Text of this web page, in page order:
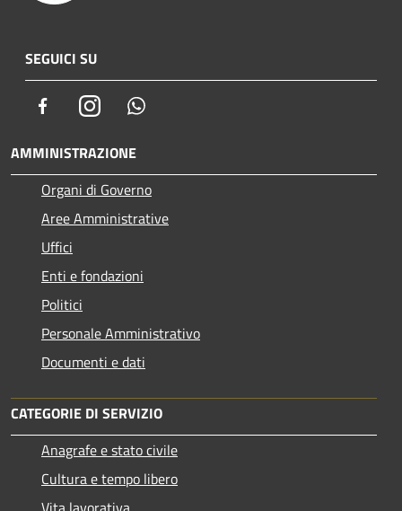
SEGUICI SU
FacebookInstagram
AMMINISTRAZIONE
Organi di Governo
Aree Amministrative
Uffici
Enti e fondazioni
Politici
Personale Amministrativo
Documenti e dati
CATEGORIE DI SERVIZIO
Anagrafe e stato civile
Cultura e tempo libero